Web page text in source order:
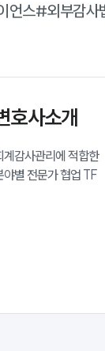
언스#외부감사
호사소개
계감사관리에 적합한
야별 전문가 협업 TF